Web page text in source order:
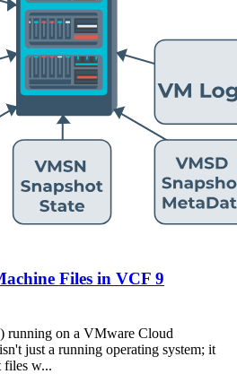
Files in VCF 9
running on a VMware Cloud
just a running operating system; it
files w...